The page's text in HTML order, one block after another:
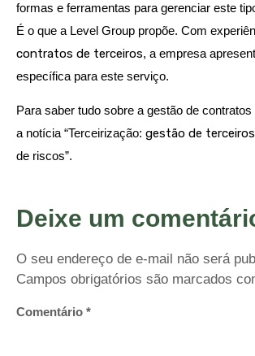
formas e ferramentas para gerenciar este
É o que a Level Group propõe. Com
contratos de terceiros, a empresa
específica para este serviço.
Para saber tudo sobre a gestão de
a notícia “Terceirização: gestão de terceiros
de riscos”.
Deixe um
O seu endereço de e-mail não será
Campos obrigatórios são marcados
Comentário *